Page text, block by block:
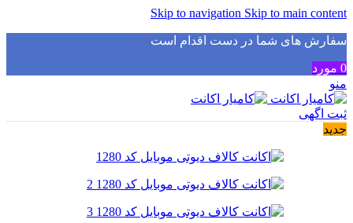
Skip to navigation Skip to main content
سفارش های شما در دست اقدام است✅
0 مورد
منو
ثبت اگهی
جدید